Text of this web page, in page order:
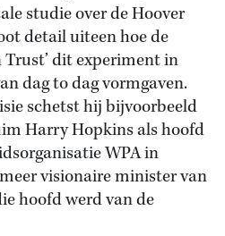
studie over de Hoover
detail uiteen hoe de
Trust’ dit experiment in
dag to dag vormgaven.
schetst hij bijvoorbeeld
Harry Hopkins als hoofd
WPA in
visionaire minister van
hoofd werd van de